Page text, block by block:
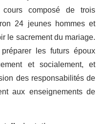
composé de trois
24 jeunes hommes et
le sacrement du mariage.
les futurs époux
et socialement, et
des responsabilités de
aux enseignements de